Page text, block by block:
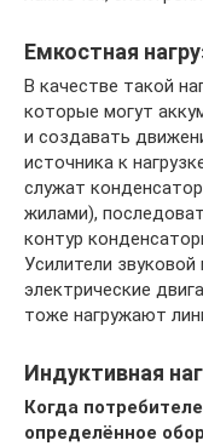
Емкостная
В качестве такой
которые могут
и создавать
источника к
служат
жилами),
контур
Усилители
электрические
тоже нагружают
Индуктивная
Когда
определённое